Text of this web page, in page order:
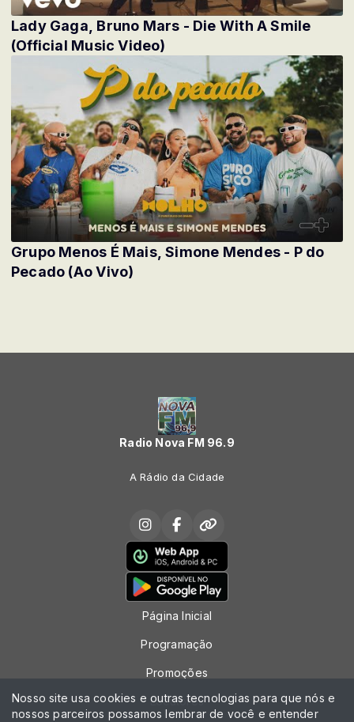
Lady Gaga, Bruno Mars - Die With A Smile
(Official Music Video)
Grupo Menos É Mais, Simone Mendes - P do
Pecado (Ao Vivo)
Radio Nova FM 96.9
A Rádio da Cidade
Página Inicial
Programação
Promoções
Locutores
Nosso site usa cookies e outras tecnologias para que nós e
nossos parceiros possamos lembrar de você e entender